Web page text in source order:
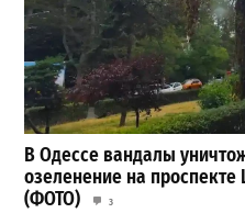
В Одессе вандалы
озеленение на
(ФОТО)
3